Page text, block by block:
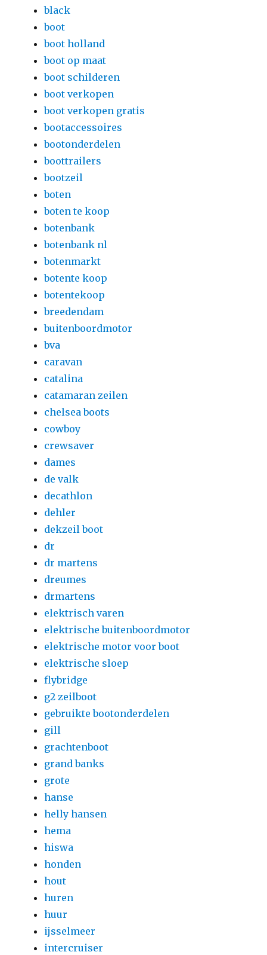
black
boot
boot holland
boot op maat
boot schilderen
boot verkopen
boot verkopen gratis
bootaccessoires
bootonderdelen
boottrailers
bootzeil
boten
boten te koop
botenbank
botenbank nl
botenmarkt
botente koop
botentekoop
breedendam
buitenboordmotor
bva
caravan
catalina
catamaran zeilen
chelsea boots
cowboy
crewsaver
dames
de valk
decathlon
dehler
dekzeil boot
dr
dr martens
dreumes
drmartens
elektrisch varen
elektrische buitenboordmotor
elektrische motor voor boot
elektrische sloep
flybridge
g2 zeilboot
gebruikte bootonderdelen
gill
grachtenboot
grand banks
grote
hanse
helly hansen
hema
hiswa
honden
hout
huren
huur
ijsselmeer
intercruiser